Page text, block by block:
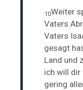
10Weiter
Vaters
Vaters
gesagt
Land und
ich will dir
gering